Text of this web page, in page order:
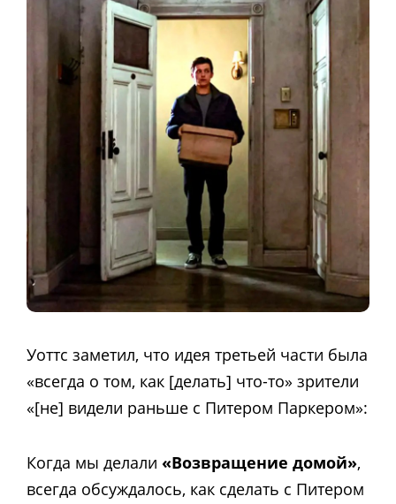
Уоттс заметил, что идея третьей части была
«всегда о том, как [делать] что-то» зрители
«[не] видели раньше с Питером Паркером»:
Когда мы делали «Возвращение домой»,
всегда обсуждалось, как сделать с Питером